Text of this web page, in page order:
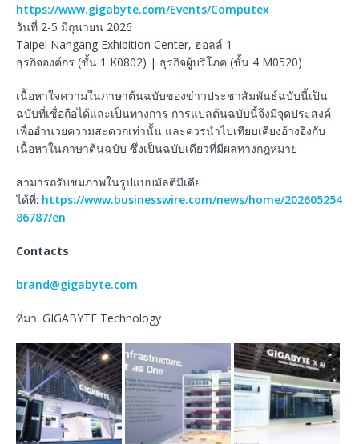
https://www.gigabyte.com/Events/Computex
วันที่ 2-5 มิถุนายน 2026
Taipei Nangang Exhibition Center, ฮอลล์ 1
ธุรกิจองค์กร (ชั้น 1 K0802) | ธุรกิจผู้บริโภค (ชั้น 4 M0520)
เนื้อหาใจความในภาษาต้นฉบับของข่าวประชาสัมพันธ์ฉบับนี้เป็น
ฉบับที่เชื่อถือได้และเป็นทางการ การแปลต้นฉบับนี้จึงมีจุดประสงค์
เพื่ออำนวยความสะดวกเท่านั้น และควรนำไปเทียบเคียงอ้างอิงกับ
เนื้อหาในภาษาต้นฉบับ ซึ่งเป็นฉบับเดียวที่มีผลทางกฎหมาย
สามารถรับชมภาพในรูปแบบมัลติมีเดีย
ได้ที่: https://www.businesswire.com/news/home/202605254
86787/en
Contacts
brand@gigabyte.com
ที่มา: GIGABYTE Technology